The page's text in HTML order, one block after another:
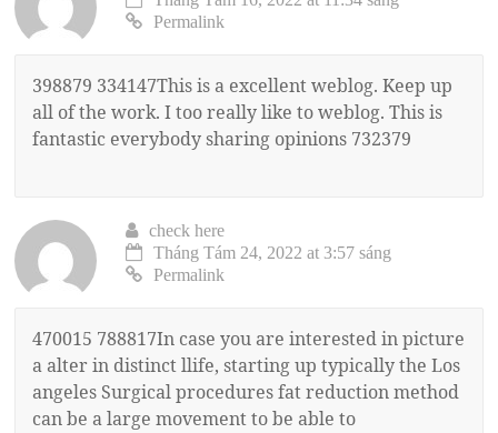
Permalink
398879 334147This is a excellent weblog. Keep up
all of the work. I too really like to weblog. This is
fantastic everybody sharing opinions 732379
check here
Tháng Tám 24, 2022 at 3:57 sáng
Permalink
470015 788817In case you are interested in picture
a alter in distinct llife, starting up typically the Los
angeles Surgical procedures fat reduction method
can be a large movement to be able to